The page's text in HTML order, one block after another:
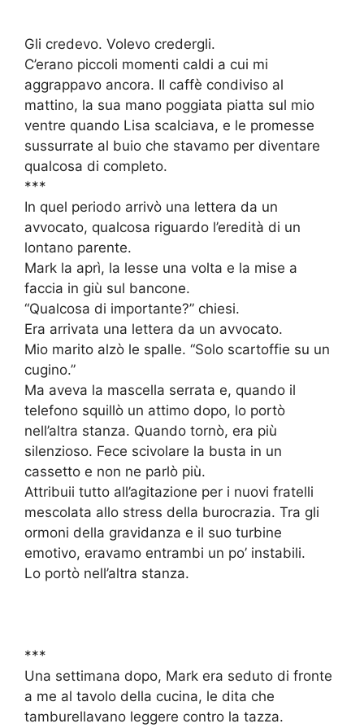
Gli credevo. Volevo credergli.
C’erano piccoli momenti caldi a cui mi
aggrappavo ancora. Il caffè condiviso al
mattino, la sua mano poggiata piatta sul mio
ventre quando Lisa scalciava, e le promesse
sussurrate al buio che stavamo per diventare
qualcosa di completo.
***
In quel periodo arrivò una lettera da un
avvocato, qualcosa riguardo l’eredità di un
lontano parente.
Mark la aprì, la lesse una volta e la mise a
faccia in giù sul bancone.
“Qualcosa di importante?” chiesi.
Era arrivata una lettera da un avvocato.
Mio marito alzò le spalle. “Solo scartoffie su un
cugino.”
Ma aveva la mascella serrata e, quando il
telefono squillò un attimo dopo, lo portò
nell’altra stanza. Quando tornò, era più
silenzioso. Fece scivolare la busta in un
cassetto e non ne parlò più.
Attribuii tutto all’agitazione per i nuovi fratelli
mescolata allo stress della burocrazia. Tra gli
ormoni della gravidanza e il suo turbine
emotivo, eravamo entrambi un po’ instabili.
Lo portò nell’altra stanza.
***
Una settimana dopo, Mark era seduto di fronte
a me al tavolo della cucina, le dita che
tamburellavano leggere contro la tazza.